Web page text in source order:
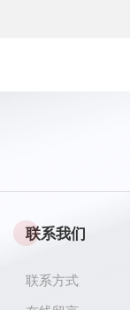
联系我们
联系方式